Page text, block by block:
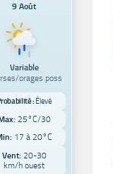
9 Août
Variable
orages poss
: Élevé
25°C/30
17 à 20°C
Vent:20-30
km/h ouest